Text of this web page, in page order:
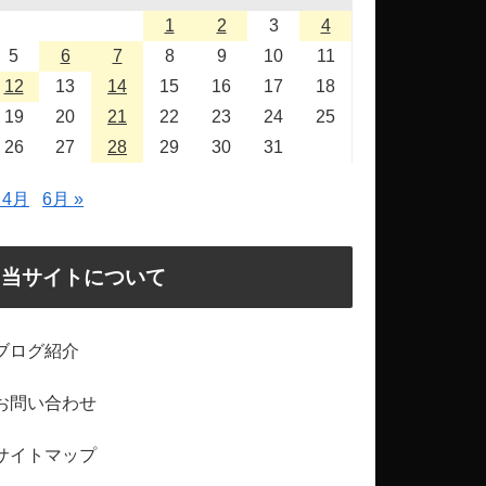
1 2 3
4
5
6 7 8 9 10
11
12
13 14 15 16 17
18
19
20 21 22 23 24
25
26
27 28 29 30 31
月 6月 »
当サイトについて
ログ紹介
問い合わせ
イトマップ